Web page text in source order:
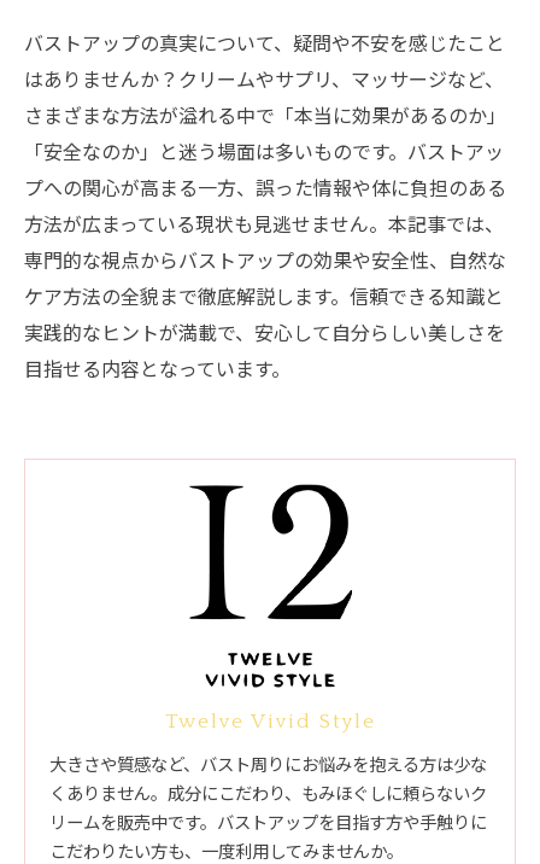
バストアップの真実について、疑問や不安を感じたこと
はありませんか？クリームやサプリ、マッサージなど、
さまざまな方法が溢れる中で「本当に効果があるのか」
「安全なのか」と迷う場面は多いものです。バストアッ
プへの関心が高まる一方、誤った情報や体に負担のある
方法が広まっている現状も見逃せません。本記事では、
専門的な視点からバストアップの効果や安全性、自然な
ケア方法の全貌まで徹底解説します。信頼できる知識と
実践的なヒントが満載で、安心して自分らしい美しさを
目指せる内容となっています。
Twelve Vivid Style
大きさや質感など、バスト周りにお悩みを抱える方は少な
くありません。成分にこだわり、もみほぐしに頼らないク
リームを販売中です。バストアップを目指す方や手触りに
こだわりたい方も、一度利用してみませんか。